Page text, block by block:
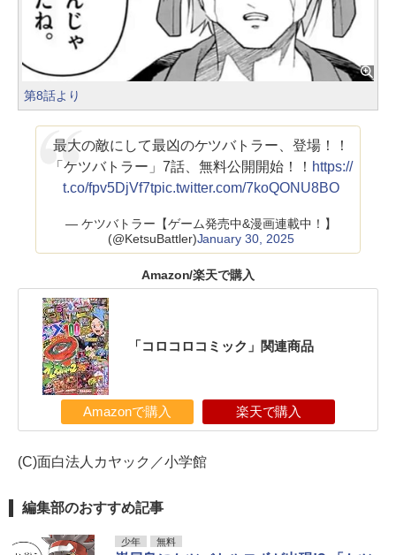
第8話より
最大の敵にして最凶のケツバトラー、登場！！
「ケツバトラー」7話、無料公開開始！！ https://
t.co/fpv5DjVf7tpic.twitter.com/7koQONU8BO
— ケツバトラー【ゲーム発売中&漫画連載中！】
(@KetsuBattler)January 30, 2025
Amazon/楽天で購入
「コロコロコミック」関連商品
Amazonで購入 楽天で購入
(C)面白法人カヤック／小学館
編集部のおすすめ記事
少年 無料